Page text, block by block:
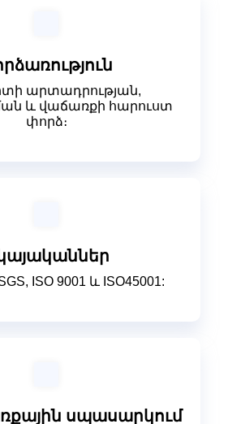
արտադրության,
և վաճառքի հարուստ
փորձ։
ISO 9001 և ISO45001:
սպասարկում